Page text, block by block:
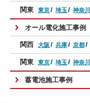
関東 東京 埼玉 神奈川
オール電化施工事例
関西 大阪 兵庫 京都
関東 東京 埼玉 神奈川
蓄電池施工事例